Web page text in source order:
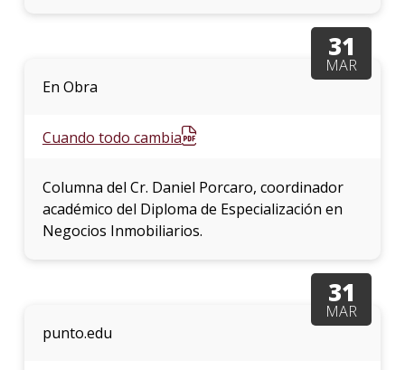
31
MAR
En Obra
Cuando todo cambia
Columna del Cr. Daniel Porcaro, coordinador
académico del Diploma de Especialización en
Negocios Inmobiliarios.
31
MAR
punto.edu